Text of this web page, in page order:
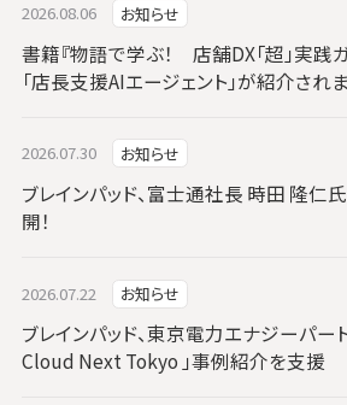
2026.08.06 お知らせ
書籍『物語で学ぶ！ 店舗DX「超」実践
「店長支援AIエージェント」が紹介され
2026.07.30 お知らせ
ブレインパッド、富士通社長 時田 隆仁
開！
2026.07.22 お知らせ
ブレインパッド、東京電力エナジーパー
Cloud Next Tokyo 」事例紹介を支援